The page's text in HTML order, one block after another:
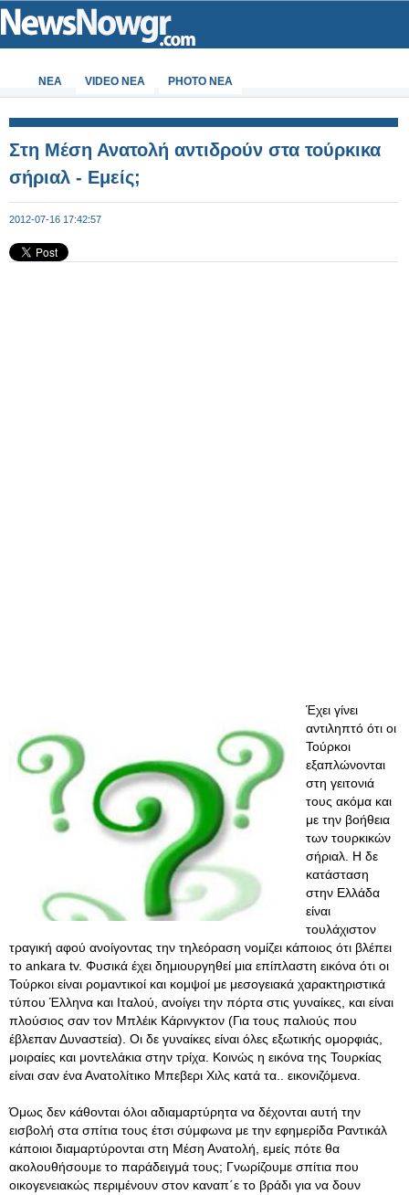
ΝΕΑ VIDEO NEA PHOTO NEA
Στη Μέση Ανατολή αντιδρούν στα τούρκικα
σήριαλ - Εμείς;
2012-07-16 17:42:57
Έχει γίνει
αντιληπτό ότι οι
Τούρκοι
εξαπλώνονται
στη γειτονιά
τους ακόμα και
με την βοήθεια
των τουρκικών
σήριαλ. Η δε
κατάσταση
στην Ελλάδα
είναι
τουλάχιστον
τραγική αφού ανοίγοντας την τηλεόραση νομίζει κάποιος ότι βλέπει
το ankara tv. Φυσικά έχει δημιουργηθεί μια επίπλαστη εικόνα ότι οι
Τούρκοι είναι ρομαντικοί και κομψοί με μεσογειακά χαρακτηριστικά
τύπου Έλληνα και Ιταλού, ανοίγει την πόρτα στις γυναίκες, και είναι
πλούσιος σαν τον Μπλέικ Κάρινγκτον (Για τους παλιούς που
έβλεπαν Δυναστεία). Οι δε γυναίκες είναι όλες εξωτικής ομορφιάς,
μοιραίες και μοντελάκια στην τρίχα. Κοινώς η εικόνα της Τουρκίας
είναι σαν ένα Ανατολίτικο Μπεβερι Χιλς κατά τα.. εικονιζόμενα.
Όμως δεν κάθονται όλοι αδιαμαρτύρητα να δέχονται αυτή την
εισβολή στα σπίτια τους έτσι σύμφωνα με την εφημερίδα Ραντικάλ
κάποιοι διαμαρτύρονται στη Μέση Ανατολή, εμείς πότε θα
ακολουθήσουμε το παράδειγμά τους; Γνωρίζουμε σπίτια που
οικογενειακώς περιμένουν στον καναπ΄ε το βράδι για να δουν